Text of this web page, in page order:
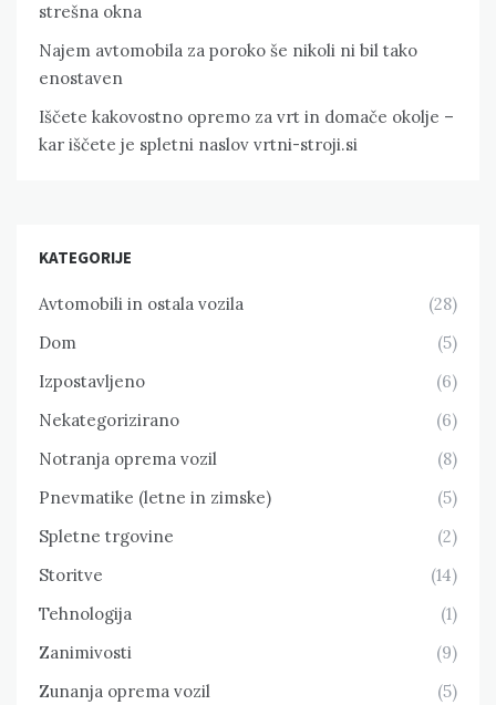
strešna okna
Najem avtomobila za poroko še nikoli ni bil tako
enostaven
Iščete kakovostno opremo za vrt in domače okolje –
kar iščete je spletni naslov vrtni-stroji.si
KATEGORIJE
Avtomobili in ostala vozila
(28)
Dom
(5)
Izpostavljeno
(6)
Nekategorizirano
(6)
Notranja oprema vozil
(8)
Pnevmatike (letne in zimske)
(5)
Spletne trgovine
(2)
Storitve
(14)
Tehnologija
(1)
Zanimivosti
(9)
Zunanja oprema vozil
(5)